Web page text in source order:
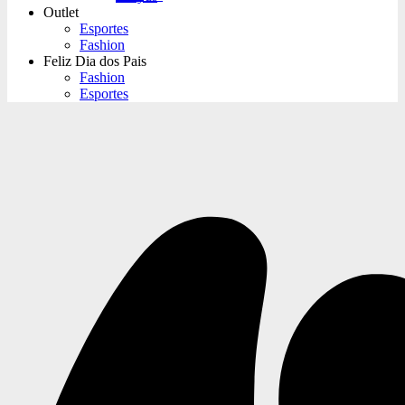
Outlet
Esportes
Fashion
Feliz Dia dos Pais
Fashion
Esportes